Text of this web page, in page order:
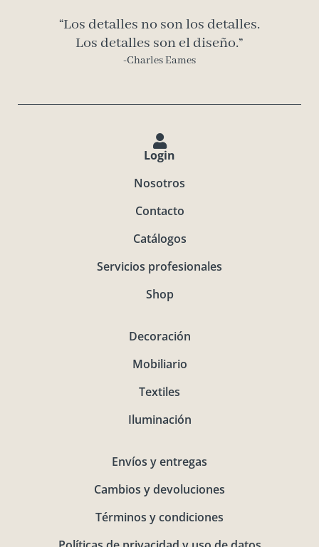
“Los detalles no son los detalles.
Los detalles son el diseño.”
-Charles Eames
Login
Nosotros
Contacto
Catálogos
Servicios profesionales
Shop
Decoración
Mobiliario
Textiles
Iluminación
Envíos y entregas
Cambios y devoluciones
Términos y condiciones